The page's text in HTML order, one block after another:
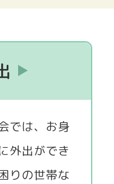
では、お身
外出ができ
りの世帯な